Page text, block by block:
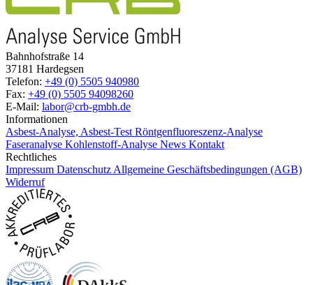
Bahnhofstraße 14
37181 Hardegsen
Telefon: +49 (0) 5505 940980
Fax: +49 (0) 5505 94098260
E-Mail: labor@crb-gmbh.de
Informationen
Asbest-Analyse, Asbest-Test Röntgenfluoreszenz-Analyse
Faseranalyse Kohlenstoff-Analyse News Kontakt
Rechtliches
Impressum Datenschutz Allgemeine Geschäftsbedingungen (AGB)
Widerruf